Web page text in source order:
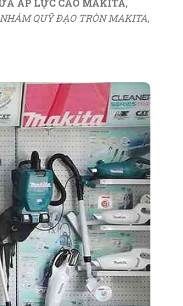
ÁP LỰC CAO MAKITA,
QUỸ ĐẠO TRÒN MAKITA,